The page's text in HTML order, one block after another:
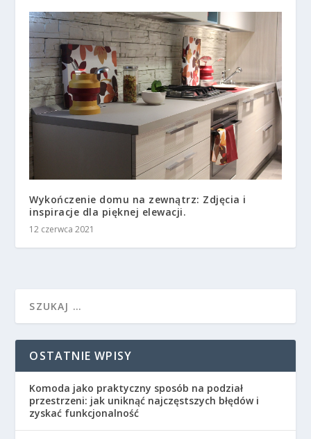
Wykończenie domu na zewnątrz: Zdjęcia i
inspiracje dla pięknej elewacji.
12 czerwca 2021
OSTATNIE WPISY
Komoda jako praktyczny sposób na podział
przestrzeni: jak uniknąć najczęstszych błędów i
zyskać funkcjonalność